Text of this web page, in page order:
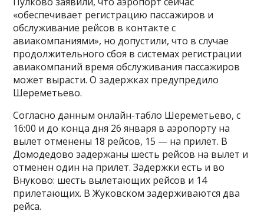
«обеспечивает регистрацию пассажиров и
обслуживание рейсов в контакте с
авиакомпаниями», но допустили, что в случае
продолжительного сбоя в системах регистрации
авиакомпаний время обслуживания пассажиров
может вырасти. О задержках предупредило
Шереметьево.
Согласно данным онлайн-табло Шереметьево, с
16:00 и до конца дня 26 января в аэропорту на
вылет отменены 18 рейсов, 15 — на прилет. В
Домодедово задержаны шесть рейсов на вылет и
отменен один на прилет. Задержки есть и во
Внуково: шесть вылетающих рейсов и 14
прилетающих. В Жуковском задерживаются два
рейса.